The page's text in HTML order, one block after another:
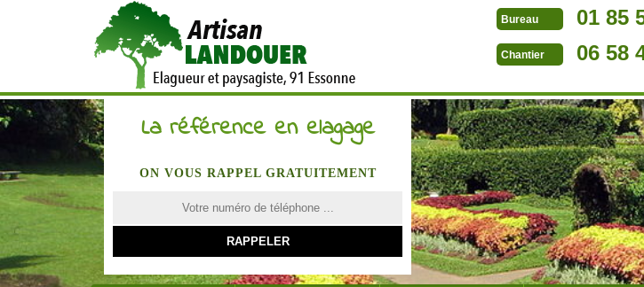
Bureau 01 85
Chantier 06 58
La référence en elagage
ON VOUS RAPPEL GRATUITEMENT